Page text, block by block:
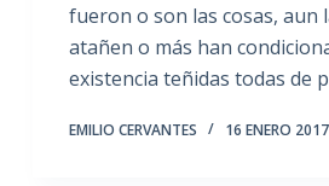
fueron o son las cosas, aun
atañen o más han
existencia teñidas todas de
EMILIO CERVANTES 16 ENERO 2017